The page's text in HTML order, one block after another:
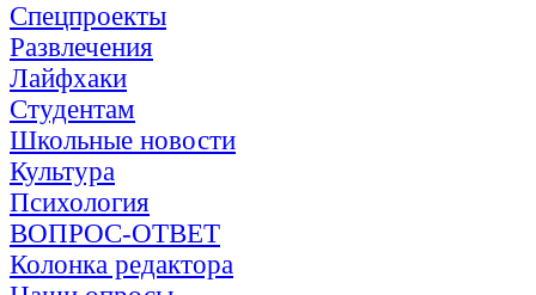
Спецпроекты
Развлечения
Лайфхаки
Студентам
Школьные новости
Культура
Психология
ВОПРОС-ОТВЕТ
Колонка редактора